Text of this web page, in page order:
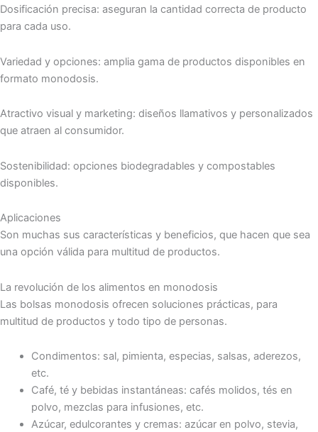
Dosificación precisa: aseguran la cantidad correcta de producto
para cada uso.
Variedad y opciones: amplia gama de productos disponibles en
formato monodosis.
Atractivo visual y marketing: diseños llamativos y personalizados
que atraen al consumidor.
Sostenibilidad: opciones biodegradables y compostables
disponibles.
Aplicaciones
Son muchas sus características y beneficios, que hacen que sea
una opción válida para multitud de productos.
La revolución de los alimentos en monodosis
Las bolsas monodosis ofrecen soluciones prácticas, para
multitud de productos y todo tipo de personas.
Condimentos: sal, pimienta, especias, salsas, aderezos,
etc.
Café, té y bebidas instantáneas: cafés molidos, tés en
polvo, mezclas para infusiones, etc.
Azúcar, edulcorantes y cremas: azúcar en polvo, stevia,